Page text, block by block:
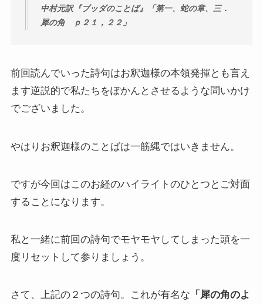
中国仏教と思想・歴史
親鸞とドストエフスキー・世界文学
連載「『カラマーゾフの兄弟』を読む」
上巻
中村元訳『ブッダのことば』「第一、蛇の章、三．
犀の角 ｐ２１，２２」
前回読んでいった詩句はお釈迦様の本領発揮とも言え
ます逆説的で私たちをぽかんとさせるような問いかけ
でございました。
やはりお釈迦様のことばは一筋縄ではいきません。
ですが今回はこのお経のハイライトのひとつとご対面
することになります。
私と一緒に前回の詩句でモヤモヤしてしまった頭を一
度リセットして参りましょう。
さて、上記の２つの詩句。これが有名な 「犀の角のよ